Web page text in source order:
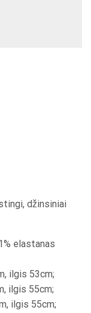
džinsiniai
elastanas
ilgis 53cm;
ilgis 55cm;
ilgis 55cm;